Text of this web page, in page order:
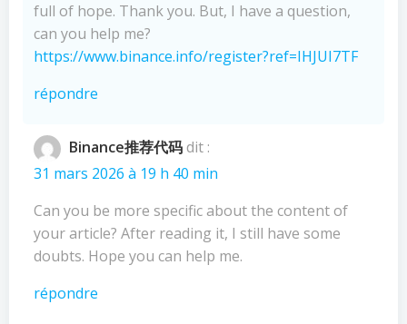
full of hope. Thank you. But, I have a question,
can you help me?
https://www.binance.info/register?ref=IHJUI7TF
répondre
Binance推荐代码dit :
31 mars 2026 à 19 h 40 min
Can you be more specific about the content of
your article? After reading it, I still have some
doubts. Hope you can help me.
répondre